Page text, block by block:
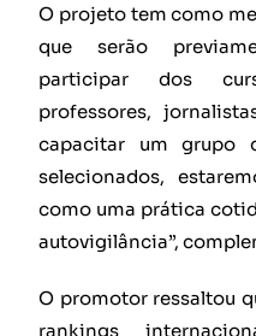
O projeto tem como
que serão
participar dos
professores,
capacitar um grupo
selecionados,
como uma prática
autovigilância”,
O promotor ressaltou
rankings